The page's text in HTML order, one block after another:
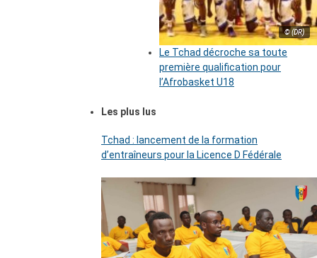
© (DR)
Le Tchad décroche sa toute
première qualification pour
l’Afrobasket U18
Les plus lus
Tchad : lancement de la formation
d’entraîneurs pour la Licence D Fédérale